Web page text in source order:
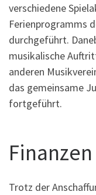
verschiedene
Ferienprogramms
durchgeführt.
musikalische
anderen
das gemeinsame
fortgeführt.
Finanzen
Trotz der